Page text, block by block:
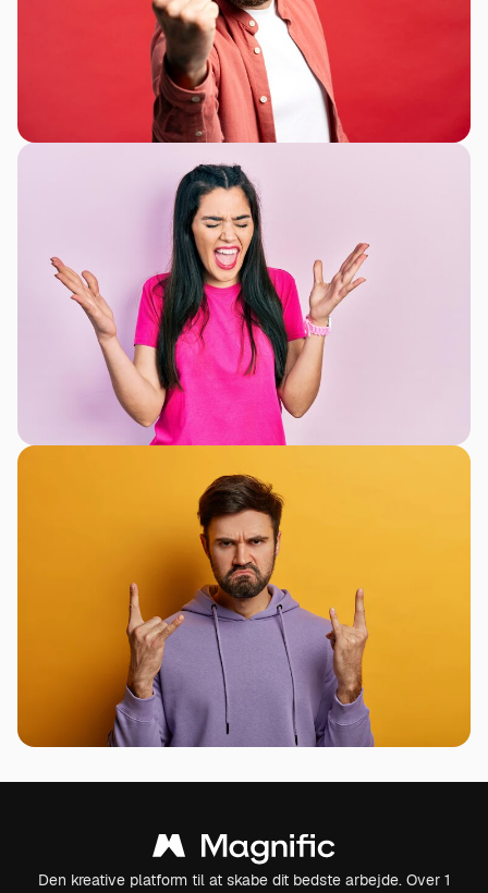
Den kreative platform til at skabe dit bedste arbejde. Over 1